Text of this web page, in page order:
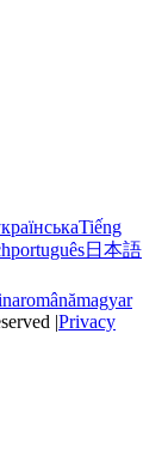
Tiếng
português日本語
românămagyar
|Privacy